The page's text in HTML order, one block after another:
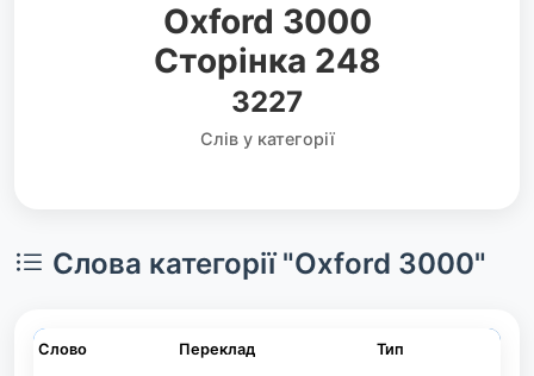
Oxford 3000
Сторінка 248
3227
Слів у категорії
Слова категорії "Oxford 3000"
Слово Переклад Тип